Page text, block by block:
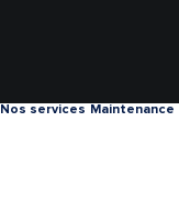
Nos services Maintenance